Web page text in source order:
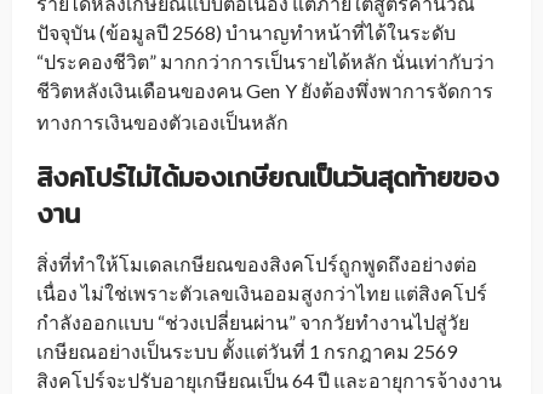
ปัจจุบัน (ข้อมูลปี 2568) บำนาญทำหน้าที่ได้ในระดับ
“ประคองชีวิต” มากกว่าการเป็นรายได้หลัก นั่นเท่ากับว่า
ชีวิตหลังเงินเดือนของคน Gen Y ยังต้องพึ่งพาการจัดการ
ทางการเงินของตัวเองเป็นหลัก
สิงคโปร์ไม่ได้มองเกษียณเป็นวันสุดท้ายของ
งาน
สิ่งที่ทำให้โมเดลเกษียณของสิงคโปร์ถูกพูดถึงอย่างต่อ
เนื่อง ไม่ใช่เพราะตัวเลขเงินออมสูงกว่าไทย แต่สิงคโปร์
กำลังออกแบบ “ช่วงเปลี่ยนผ่าน” จากวัยทำงานไปสู่วัย
เกษียณอย่างเป็นระบบ ตั้งแต่วันที่ 1 กรกฎาคม 2569
สิงคโปร์จะปรับอายุเกษียณเป็น 64 ปี และอายุการจ้างงาน